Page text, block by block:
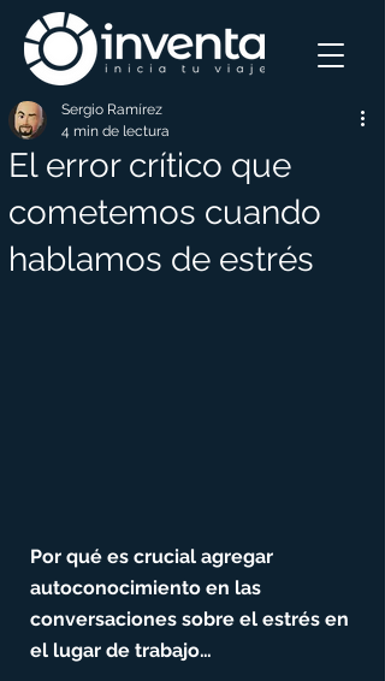
El error crítico que
cometemos cuando
hablamos de estrés
Sergio Ramírez
4 min de lectura
Por qué es crucial agregar
autoconocimiento en las
conversaciones sobre el estrés en
el lugar de trabajo…